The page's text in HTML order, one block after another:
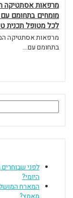
מרפאות אסתטיקה
מומחים בתחומם
לכל מטופל תכנית
מרפאות אסתטיקה
בתחומם עם...
לפני
היומי?
המארח